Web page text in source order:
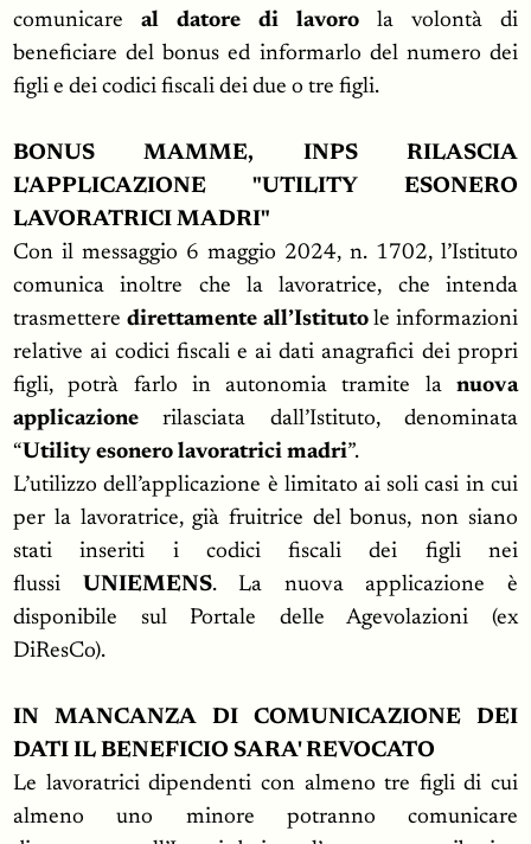
comunicareal datore di lavorola volontà di
beneficiare del bonus ed informarlo del numero dei
figli e dei codici fiscali dei due o tre figli.
BONUS MAMME, INPS RILASCIA
L'APPLICAZIONE "UTILITY ESONERO
LAVORATRICI MADRI"
Con il messaggio 6 maggio 2024, n. 1702, l’Istituto
comunica inoltre che la lavoratrice, che intenda
trasmettere direttamente all’Istitutole informazioni
relative ai codici fiscali e ai dati anagrafici dei propri
figli, potrà farlo in autonomia tramite la nuova
applicazione rilasciata dall’Istituto, denominata
“Utility esonero lavoratrici madri”.
L’utilizzo dell’applicazione è limitato ai soli casi in cui
per la lavoratrice, già fruitrice del bonus, non siano
stati inseriti i codici fiscali dei figli nei
flussi UNIEMENS. La nuova applicazione è
disponibile sul Portale delle Agevolazioni (ex
DiResCo).
IN MANCANZA DI COMUNICAZIONE DEI
DATI IL BENEFICIO SARA' REVOCATO
Le lavoratrici dipendenti con almeno tre figli di cui
almeno uno minore potranno comunicare